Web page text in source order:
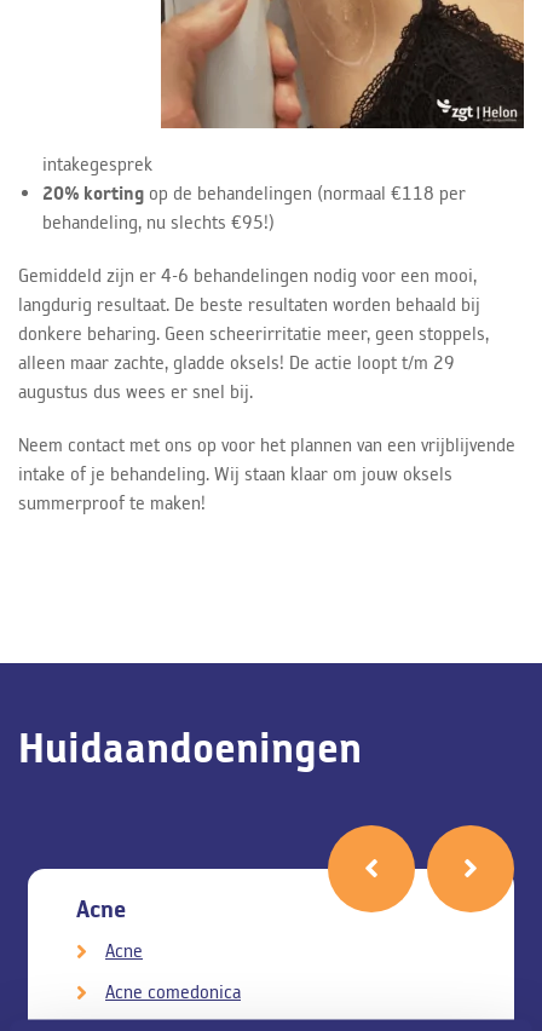
intakegesprek
20% korting op de behandelingen (normaal €118 per
behandeling, nu slechts €95!)
Gemiddeld zijn er 4-6 behandelingen nodig voor een mooi,
langdurig resultaat. De beste resultaten worden behaald bij
donkere beharing. Geen scheerirritatie meer, geen stoppels,
alleen maar zachte, gladde oksels! De actie loopt t/m 29
augustus dus wees er snel bij.
Neem contact met ons op voor het plannen van een vrijblijvende
intake of je behandeling. Wij staan klaar om jouw oksels
summerproof te maken!
Huidaandoeningen
Acne
Acne
Acne comedonica